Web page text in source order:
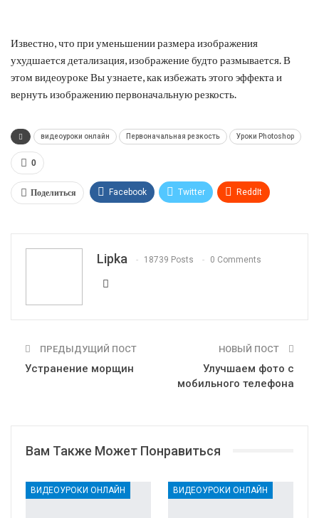
Известно, что при уменьшении размера изображения
ухудшается детализация, изображение будто размывается. В
этом видеоуроке Вы узнаете, как избежать этого эффекта и
вернуть изображению первоначальную резкость.
видеоуроки онлайн Первоначальная резкость Уроки Photoshop
0
Поделиться Facebook Twitter ReddIt
Lipka 18739 Posts 0 Comments
ПРЕДЫДУЩИЙ ПОСТ
Устранение морщин
НОВЫЙ ПОСТ
Улучшаем фото с
мобильного телефона
Вам Также Может Понравиться
ВИДЕОУРОКИ ОНЛАЙН ВИДЕОУРОКИ ОНЛАЙН